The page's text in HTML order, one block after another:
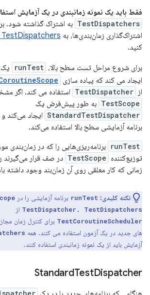
فقط باید یک نمونه زمانبندی در یک آزمایش
TestDispatchers به اشتراک گذاشته شود.
اشتراک‌گذاری زمان‌بندی‌ها، به TestDispatchers
کنید.
برای شروع مراحل تست سطح بالا، runTest یک
ایجاد می کند که پیاده سازی
از TestDispatcher استفاده می کند. اگر
TestScope به طور پیش‌فرض یک
StandardTestDispatcher ایجاد می‌کند و
برنامه آزمایشی سطح بالا استفاده می‌کند.
runTest برنامه‌ریزی‌هایی را که در زمان‌بندی
توزیع‌کننده TestScope در صف قرار می‌گیرند
زمانی که کار معلقی روی آن زمان‌بند وجود داشته
نکته کلیدی: runTest برنامه آزمایشی را در
TestDispatcher. TestDispatchers از
TestCoroutineScheduler برای کنترل زمان
های جدید در یک آزمون استفاده می کنند. همه
آزمایش باید از یک نمونه زمانبندی استفاده کنند.
StandardTestDispatcher